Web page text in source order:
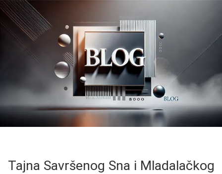
Tajna Savršenog Sna i Mladalačkog